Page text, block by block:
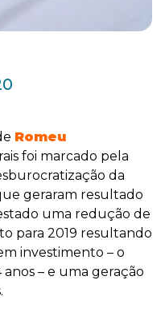
Romeu
foi marcado pela
da
geraram resultado
uma redução de
para 2019 resultando
investimento – o
– e uma geração